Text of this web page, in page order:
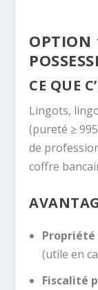
OPTION
CE QUE
Lingots,
(pureté ≥
de
coffre
(utile en
Fiscalité